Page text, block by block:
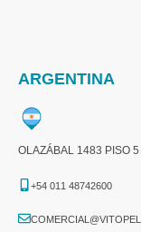
ARGENTINA
OLAZÁBAL 1483 PISO
+54 011 48742600​